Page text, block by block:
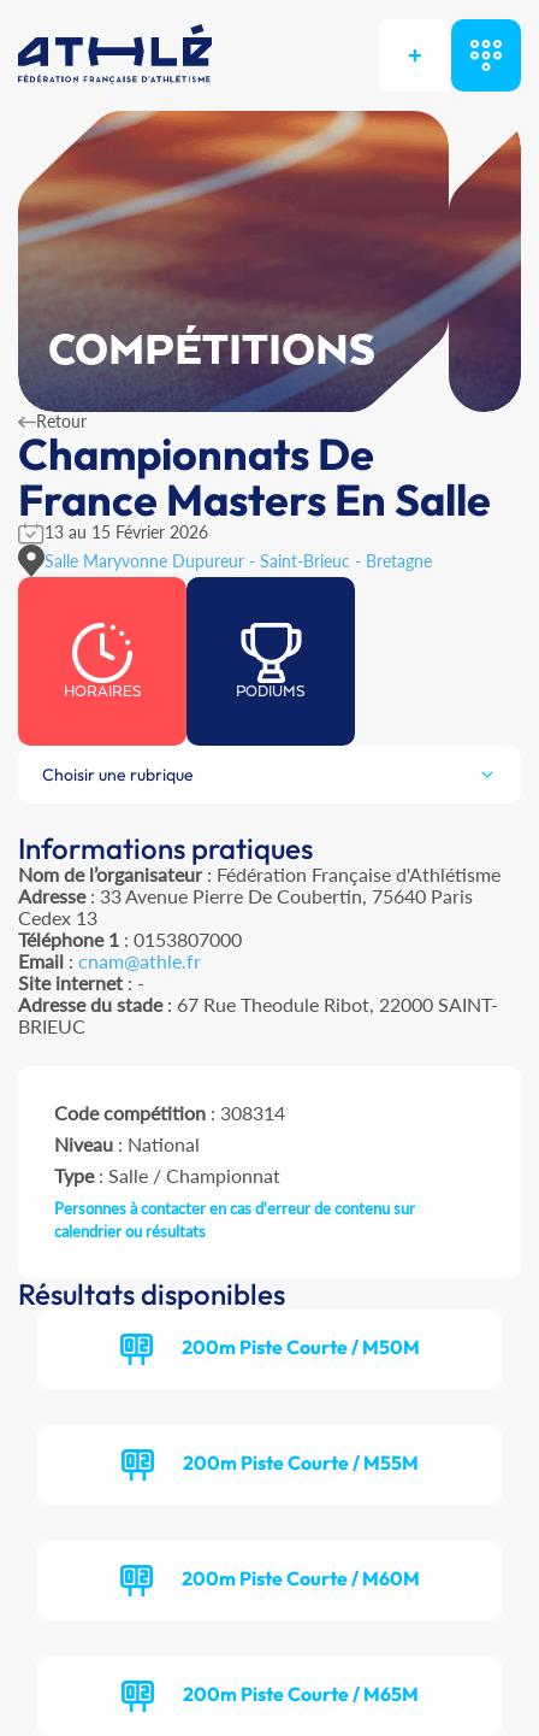
+
COMPÉTITIONS
Retour
Championnats De
France Masters En Salle
13 au 15 Février 2026
Salle Maryvonne Dupureur - Saint-Brieuc - Bretagne
HORAIRES PODIUMS
Choisir une rubrique
Informations pratiques
Nom de l’organisateur: Fédération Française d'Athlétisme
Adresse: 33 Avenue Pierre De Coubertin, 75640 Paris
Cedex 13
Téléphone 1 : 0153807000
Email : cnam@athle.fr
Site internet : -
Adresse du stade: 67 Rue Theodule Ribot, 22000 SAINT-
BRIEUC
Code compétition : 308314
Niveau : National
Type: Salle / Championnat
Personnes à contacter en cas d'erreur de contenu sur
calendrier ou résultats
Résultats disponibles
200m Piste Courte / M50M
200m Piste Courte / M55M
200m Piste Courte / M60M
200m Piste Courte / M65M